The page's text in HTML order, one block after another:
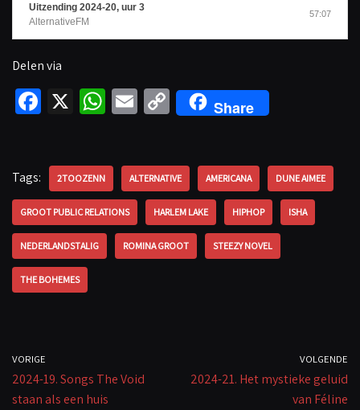
Uitzending 2024-20, uur 3
AlternativeFM
57:07
Delen via
Fa
o
o
k
X W
sA
p
p
E C
o
y
Li
n
k
Share
Tags: 2TOOZENN ALTERNATIVE AMERICANA DUNE AIMEE
GROOT PUBLIC RELATIONS HARLEM LAKE HIPHOP ISHA
NEDERLANDSTALIG ROMINA GROOT STEEZY NOVEL
THE BOHEMES
VORIGE
2024-19. Songs The Void
staan als een huis
VOLGENDE
2024-21. Het mystieke geluid
van Féline